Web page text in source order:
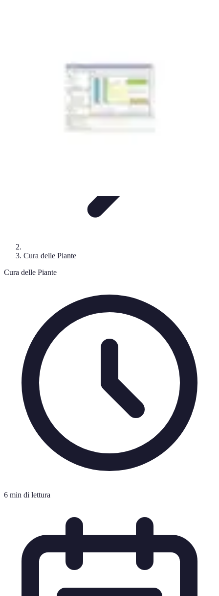
Cura delle Piante
Cura delle Piante
6 min di lettura